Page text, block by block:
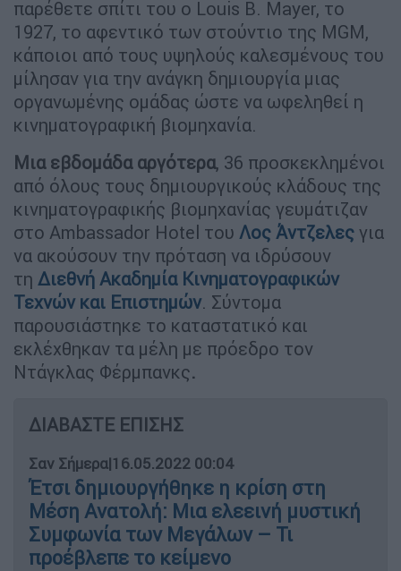
παρέθετε σπίτι του ο Louis B. Mayer, το
1927, το αφεντικό των στούντιο της MGM,
κάποιοι από τους υψηλούς καλεσμένους του
μίλησαν για την ανάγκη δημιουργία μιας
οργανωμένης ομάδας ώστε να ωφεληθεί η
κινηματογραφική βιομηχανία.
Μια εβδομάδα αργότερα, 36 προσκεκλημένοι
από όλους τους δημιουργικούς κλάδους της
κινηματογραφικής βιομηχανίας γευμάτιζαν
στο Ambassador Hotel του Λος Άντζελες για
να ακούσουν την πρόταση να ιδρύσουν
τη Διεθνή Ακαδημία Κινηματογραφικών
Τεχνών και Επιστημών. Σύντομα
παρουσιάστηκε το καταστατικό και
εκλέχθηκαν τα μέλη με πρόεδρο τον
Ντάγκλας Φέρμπανκς.
ΔΙΑΒΑΣΤΕ ΕΠΙΣΗΣ
Σαν Σήμερα|16.05.2022 00:04
Έτσι δημιουργήθηκε η κρίση στη
Μέση Ανατολή: Μια ελεεινή μυστική
Συμφωνία των Μεγάλων – Τι
προέβλεπε το κείμενο